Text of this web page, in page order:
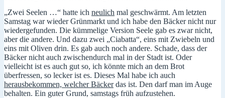
„Zwei Seelen …“ hatte ich neulich mal geschwärmt. Am letzten
Samstag war wieder Grünmarkt und ich habe den Bäcker nicht nur
wiedergefunden. Die kümmelige Version Seele gab es zwar nicht,
aber die andere. Und dazu zwei „Ciabatta“, eins mit Zwiebeln und
eins mit Oliven drin. Es gab auch noch andere. Schade, dass der
Bäcker nicht auch zwischendurch mal in der Stadt ist. Oder
vielleicht ist es auch gut so, ich könnte mich an dem Brot
überfressen, so lecker ist es. Dieses Mal habe ich auch
herausbekommen, welcher Bäckerdas ist. Den darf man im Auge
behalten. Ein guter Grund, samstags früh aufzustehen.